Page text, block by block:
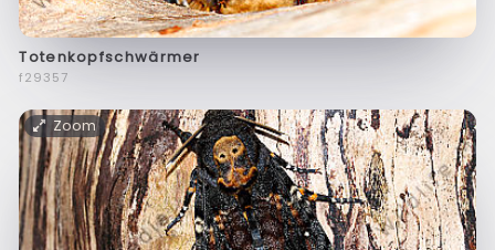
Totenkopfschwärmer
f29357
Zoom